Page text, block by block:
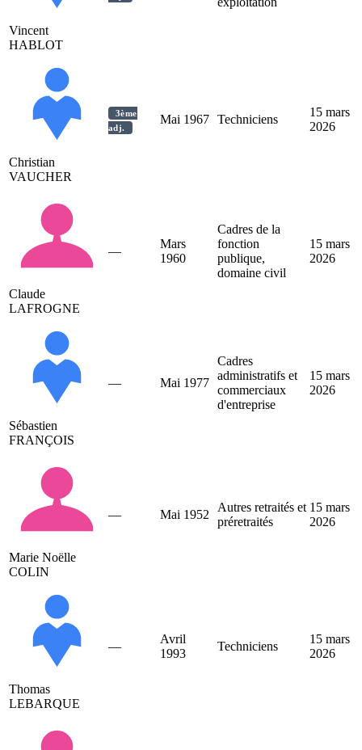
Vincent
HABLOT
Christian
VAUCHER
3ème
adj.
Mai 1967 Techniciens
15 mars
2026
Claude
LAFROGNE
—
Mars
1960
Cadres de la
fonction
publique,
domaine civil
15 mars
2026
Sébastien
FRANÇOIS
— Mai 1977
Cadres
administratifs et
commerciaux
d'entreprise
15 mars
2026
Marie Noëlle
COLIN
— Mai 1952
Autres retraités et
préretraités
15 mars
2026
Thomas
LEBARQUE
—
Avril
1993
Techniciens
15 mars
2026